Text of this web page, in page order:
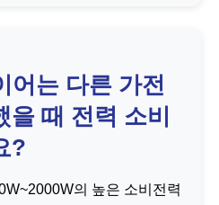
어는 다른 가전
때 전력 소비
?
의 높은 소비전력